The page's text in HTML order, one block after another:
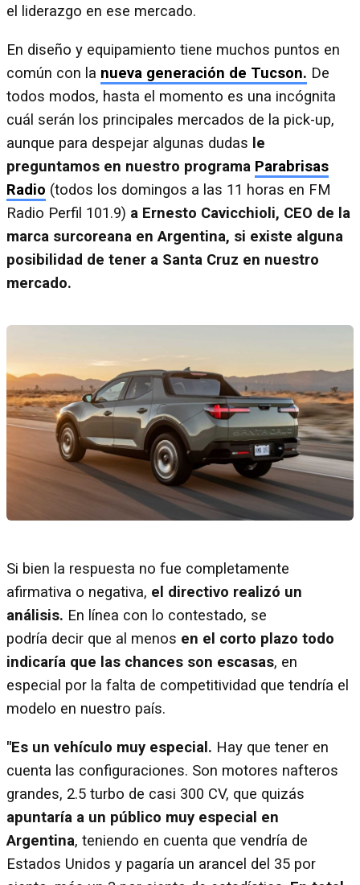
el liderazgo en ese mercado.
En diseño y equipamiento tiene muchos puntos en
común con la nueva generación de Tucson. De
todos modos, hasta el momento es una incógnita
cuál serán los principales mercados de la pick-up,
aunque para despejar algunas dudas le
preguntamos en nuestro programa Parabrisas
Radio (todos los domingos a las 11 horas en FM
Radio Perfil 101.9) a Ernesto Cavicchioli, CEO de la
marca surcoreana en Argentina, si existe alguna
posibilidad de tener a Santa Cruz en nuestro
mercado.
Si bien la respuesta no fue completamente
afirmativa o negativa, el directivo realizó un
análisis. En línea con lo contestado, se
podría decir que al menos en el corto plazo todo
indicaría que las chances son escasas, en
especial por la falta de competitividad que tendría el
modelo en nuestro país.
"Es un vehículo muy especial. Hay que tener en
cuenta las configuraciones. Son motores nafteros
grandes, 2.5 turbo de casi 300 CV, que quizás
apuntaría a un público muy especial en
Argentina, teniendo en cuenta que vendría de
Estados Unidos y pagaría un arancel del 35 por